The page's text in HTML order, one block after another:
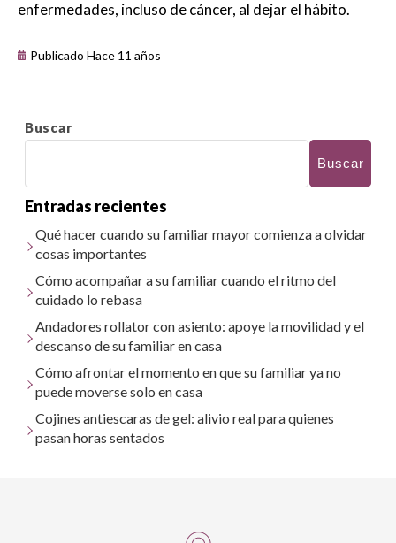
enfermedades, incluso de cáncer, al dejar el hábito.
Publicado Hace 11 años
Buscar
Buscar
Entradas recientes
Qué hacer cuando su familiar mayor comienza a olvidar
cosas importantes
Cómo acompañar a su familiar cuando el ritmo del
cuidado lo rebasa
Andadores rollator con asiento: apoye la movilidad y el
descanso de su familiar en casa
Cómo afrontar el momento en que su familiar ya no
puede moverse solo en casa
Cojines antiescaras de gel: alivio real para quienes
pasan horas sentados